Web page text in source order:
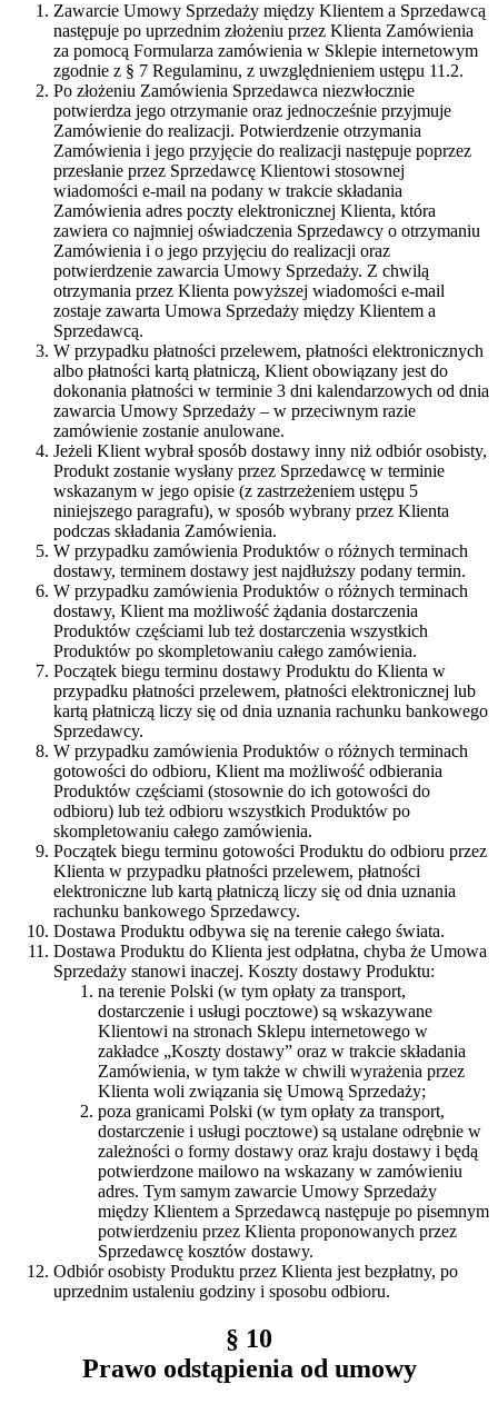
Zawarcie Umowy Sprzedaży między Klientem a Sprzedawcą
następuje po uprzednim złożeniu przez Klienta Zamówienia
za pomocą Formularza zamówienia w Sklepie internetowym
zgodnie z § 7 Regulaminu, z uwzględnieniem ustępu 11.2.
Po złożeniu Zamówienia Sprzedawca niezwłocznie
potwierdza jego otrzymanie oraz jednocześnie przyjmuje
Zamówienie do realizacji. Potwierdzenie otrzymania
Zamówienia i jego przyjęcie do realizacji następuje poprzez
przesłanie przez Sprzedawcę Klientowi stosownej
wiadomości e-mail na podany w trakcie składania
Zamówienia adres poczty elektronicznej Klienta, która
zawiera co najmniej oświadczenia Sprzedawcy o otrzymaniu
Zamówienia i o jego przyjęciu do realizacji oraz
potwierdzenie zawarcia Umowy Sprzedaży. Z chwilą
otrzymania przez Klienta powyższej wiadomości e-mail
zostaje zawarta Umowa Sprzedaży między Klientem a
Sprzedawcą.
W przypadku płatności przelewem, płatności elektronicznych
albo płatności kartą płatniczą, Klient obowiązany jest do
dokonania płatności w terminie 3 dni kalendarzowych od dnia
zawarcia Umowy Sprzedaży – w przeciwnym razie
zamówienie zostanie anulowane.
Jeżeli Klient wybrał sposób dostawy inny niż odbiór osobisty,
Produkt zostanie wysłany przez Sprzedawcę w terminie
wskazanym w jego opisie (z zastrzeżeniem ustępu 5
niniejszego paragrafu), w sposób wybrany przez Klienta
podczas składania Zamówienia.
W przypadku zamówienia Produktów o różnych terminach
dostawy, terminem dostawy jest najdłuższy podany termin.
W przypadku zamówienia Produktów o różnych terminach
dostawy, Klient ma możliwość żądania dostarczenia
Produktów częściami lub też dostarczenia wszystkich
Produktów po skompletowaniu całego zamówienia.
Początek biegu terminu dostawy Produktu do Klienta w
przypadku płatności przelewem, płatności elektronicznej lub
kartą płatniczą liczy się od dnia uznania rachunku bankowego
Sprzedawcy.
W przypadku zamówienia Produktów o różnych terminach
gotowości do odbioru, Klient ma możliwość odbierania
Produktów częściami (stosownie do ich gotowości do
odbioru) lub też odbioru wszystkich Produktów po
skompletowaniu całego zamówienia.
Początek biegu terminu gotowości Produktu do odbioru przez
Klienta w przypadku płatności przelewem, płatności
elektroniczne lub kartą płatniczą liczy się od dnia uznania
rachunku bankowego Sprzedawcy.
Dostawa Produktu odbywa się na terenie całego świata.
Dostawa Produktu do Klienta jest odpłatna, chyba że Umowa
Sprzedaży stanowi inaczej. Koszty dostawy Produktu:
na terenie Polski (w tym opłaty za transport,
dostarczenie i usługi pocztowe) są wskazywane
Klientowi na stronach Sklepu internetowego w
zakładce „Koszty dostawy” oraz w trakcie składania
Zamówienia, w tym także w chwili wyrażenia przez
Klienta woli związania się Umową Sprzedaży;
poza granicami Polski (w tym opłaty za transport,
dostarczenie i usługi pocztowe) są ustalane odrębnie w
zależności o formy dostawy oraz kraju dostawy i będą
potwierdzone mailowo na wskazany w zamówieniu
adres. Tym samym zawarcie Umowy Sprzedaży
między Klientem a Sprzedawcą następuje po pisemnym
potwierdzeniu przez Klienta proponowanych przez
Sprzedawcę kosztów dostawy.
Odbiór osobisty Produktu przez Klienta jest bezpłatny, po
uprzednim ustaleniu godziny i sposobu odbioru.
§ 10
Prawo odstąpienia od umowy